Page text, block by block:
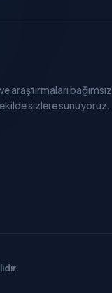
araştırmaları bağımsız
sizlere sunuyoruz.